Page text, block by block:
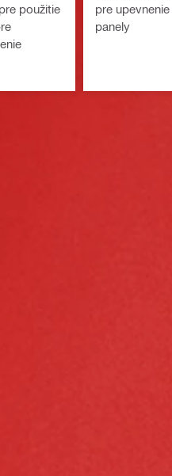
použitie
pre
panely